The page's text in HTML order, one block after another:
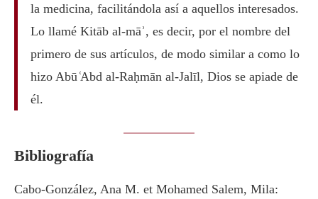
la medicina, facilitándola así a aquellos interesados.
Lo llamé Kitāb al-māʾ, es decir, por el nombre del
primero de sus artículos, de modo similar a como lo
hizo Abū ͑Abd al-Raḥmān al-Jalīl, Dios se apiade de
él.
Bibliografía
Cabo-González, Ana M. et Mohamed Salem, Mila: